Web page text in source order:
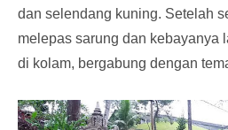
dan selendang kuning. Setelah
melepas sarung dan kebayanya
di kolam, bergabung dengan